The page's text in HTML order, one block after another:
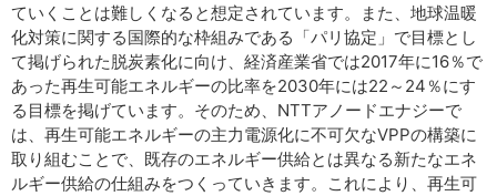
ていくことは難しくなると想定されています。また、地球温暖
化対策に関する国際的な枠組みである「パリ協定」で目標とし
て掲げられた脱炭素化に向け、経済産業省では2017年に16％で
あった再生可能エネルギーの比率を2030年には22～24％にす
る目標を掲げています。そのため、NTTアノードエナジーで
は、再生可能エネルギーの主力電源化に不可欠なVPPの構築に
取り組むことで、既存のエネルギー供給とは異なる新たなエネ
ルギー供給の仕組みをつくっていきます。これにより、再生可